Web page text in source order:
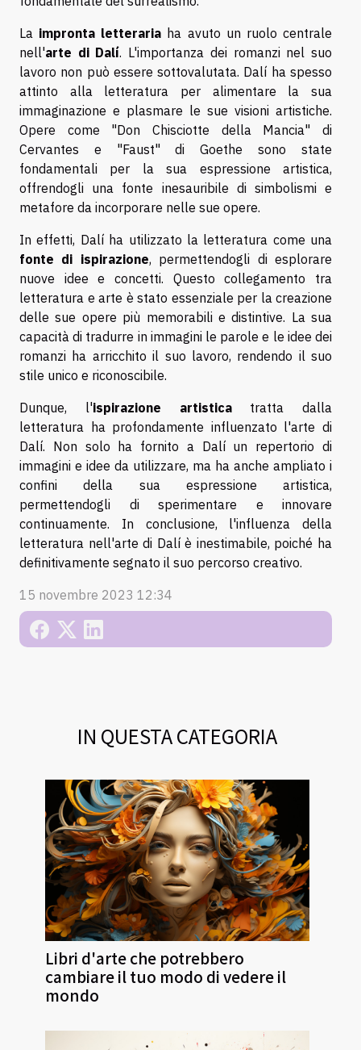
La impronta letteraria ha avuto un ruolo centrale
nell'arte di Dalí. L'importanza dei romanzi nel suo
lavoro non può essere sottovalutata. Dalí ha spesso
attinto alla letteratura per alimentare la sua
immaginazione e plasmare le sue visioni artistiche.
Opere come "Don Chisciotte della Mancia" di
Cervantes e "Faust" di Goethe sono state
fondamentali per la sua espressione artistica,
offrendogli una fonte inesauribile di simbolismi e
metafore da incorporare nelle sue opere.
In effetti, Dalí ha utilizzato la letteratura come una
fonte di ispirazione, permettendogli di esplorare
nuove idee e concetti. Questo collegamento tra
letteratura e arte è stato essenziale per la creazione
delle sue opere più memorabili e distintive. La sua
capacità di tradurre in immagini le parole e le idee dei
romanzi ha arricchito il suo lavoro, rendendo il suo
stile unico e riconoscibile.
Dunque, l'ispirazione artisticatratta dalla
letteratura ha profondamente influenzato l'arte di
Dalí. Non solo ha fornito a Dalí un repertorio di
immagini e idee da utilizzare, ma ha anche ampliato i
confini della sua espressione artistica,
permettendogli di sperimentare e innovare
continuamente. In conclusione, l'influenza della
letteratura nell'arte di Dalí è inestimabile, poiché ha
definitivamente segnato il suo percorso creativo.
15 novembre 2023 12:34
IN QUESTA CATEGORIA
Libri d'arte che potrebbero
cambiare il tuo modo di vedere il
mondo